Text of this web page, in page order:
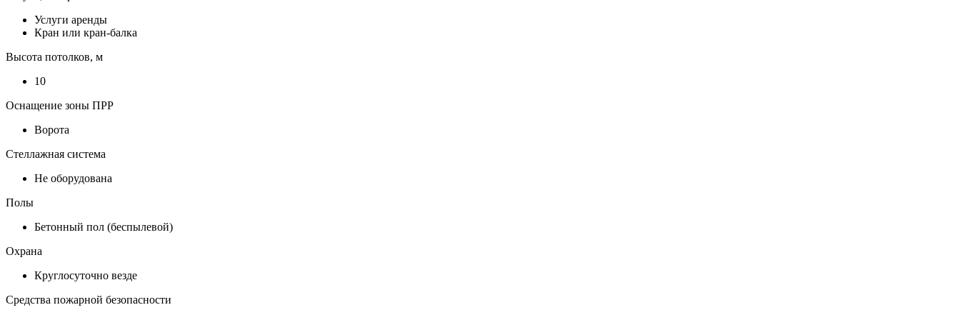
Услуги аренды
Кран или кран-балка
Высота потолков, м
10
Оснащение зоны ПРР
Ворота
Стеллажная система
Не оборудована
Полы
Бетонный пол (беспылевой)
Охрана
Круглосуточно везде
Средства пожарной безопасности